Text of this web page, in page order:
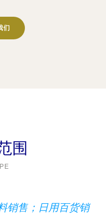
们
围
销售；日用百货销